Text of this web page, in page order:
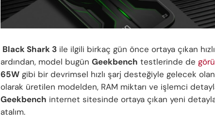
Black Shark 3 ile ilgili birkaç gün önce ortaya çıkan
ardından, model bugün Geekbench testlerinde de
65W gibi bir devrimsel hızlı şarj desteğiyle gelecek
olarak üretilen modelden, RAM miktarı ve işlemci
Geekbench internet sitesinde ortaya çıkan yeni
atalım.